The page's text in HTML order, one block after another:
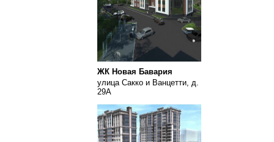
ЖК Новая Бавария
улица Сакко и Ванцетти, д.
29А